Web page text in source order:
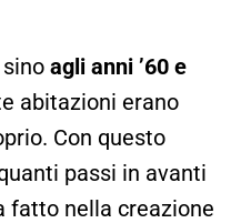
agli anni ’60 e
abitazioni erano
Con questo
passi in avanti
fatto nella creazione